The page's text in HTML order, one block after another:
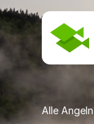
Alle Angeln